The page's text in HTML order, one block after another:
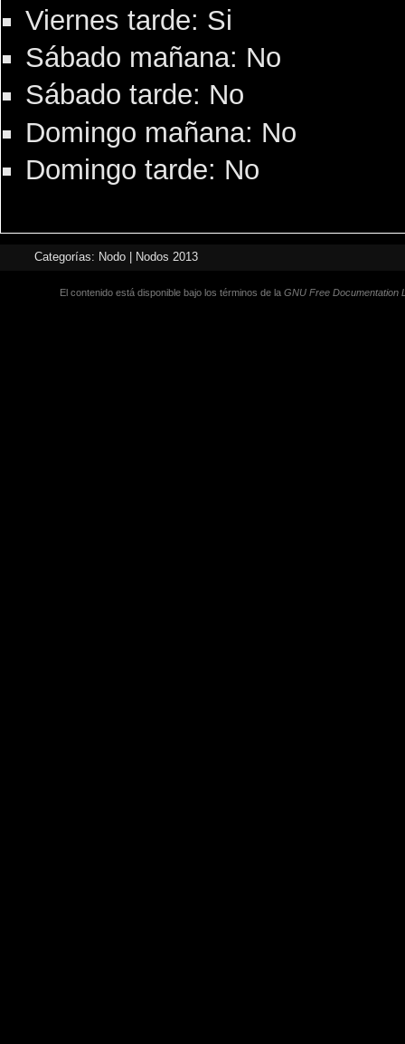
Viernes tarde: Si
Sábado mañana: No
Sábado tarde: No
Domingo mañana: No
Domingo tarde: No
Categorías: Nodo Nodos 2013
El contenido está disponible bajo los términos de laGNU Free Documentation